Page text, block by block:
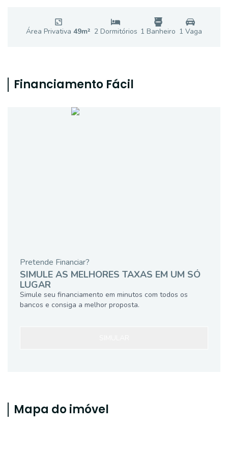
Área Privativa49m² 2Dormitórios 1 Banheiro 1 Vaga
Financiamento Fácil
Pretende Financiar?
SIMULE AS MELHORES TAXAS EM UM SÓ
LUGAR
Simule seu financiamento em minutos com todos os
bancos e consiga a melhor proposta.
Mapa do imóvel